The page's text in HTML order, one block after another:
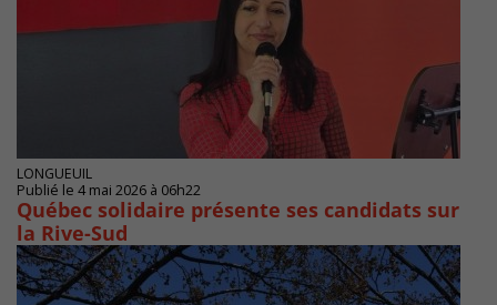
LONGUEUIL
Publié le 4 mai 2026 à 06h22
Québec solidaire présente ses candidats sur
la Rive-Sud